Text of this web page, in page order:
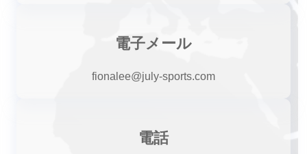
電子メール
fionalee@july-sports.com
電話